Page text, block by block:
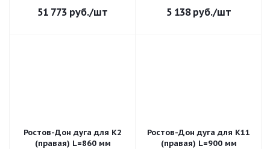
51 773 руб./шт 5 138руб./шт
Ростов-Дон дуга для К2
(правая) L=860 мм
Ростов-Дон дуга для К11
(правая) L=900 мм